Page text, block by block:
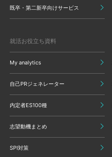
既卒・第二新卒向けサービス
就活お役立ち資料
My analytics
自己PRジェネレーター
内定者ES100種
志望動機まとめ
SPI対策